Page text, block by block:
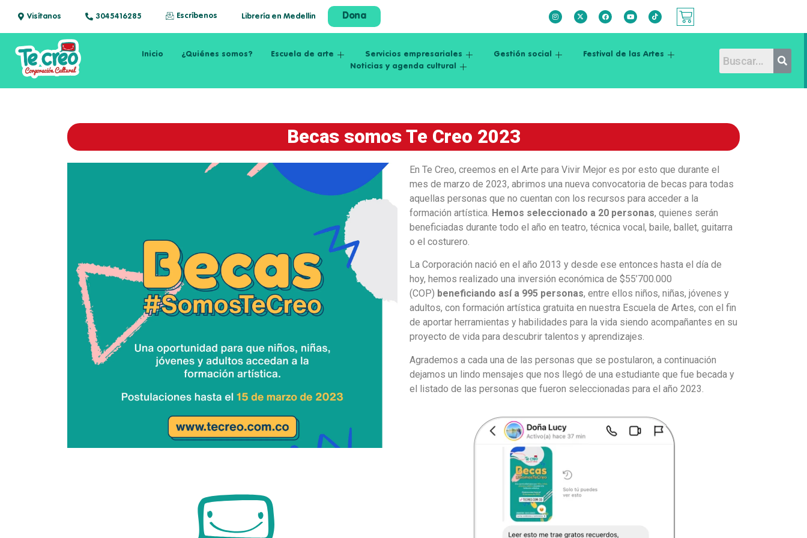
Visítanos 3045416285 Escríbenos Librería en Medellin Dona
Inicio ¿Quiénes somos? Escuela de arte Servicios empresariales Gestión social
Festival de las Artes
Noticias y agenda cultural
Becas somos Te Creo 2023
En Te Creo, creemos en el Arte para Vivir Mejor es por esto que durante el
mes de marzo de 2023, abrimos una nueva convocatoria de becas para todas
aquellas personas que no cuentan con los recursos para acceder a la
formación artística. Hemos seleccionado a 20 personas, quienes serán
beneficiadas durante todo el año en teatro, técnica vocal, baile, ballet, guitarra
o el costurero.
La Corporación nació en el año 2013 y desde ese entonces hasta el día de
hoy, hemos realizado una inversión económica de $55’700.000
(COP) beneficiando así a 995 personas, entre ellos niños, niñas, jóvenes y
adultos, con formación artística gratuita en nuestra Escuela de Artes, con el fin
de aportar herramientas y habilidades para la vida siendo acompañantes en su
proyecto de vida para descubrir talentos y aprendizajes.
Agrademos a cada una de las personas que se postularon, a continuación
dejamos un lindo mensajes que nos llegó de una estudiante que fue becada y
el listado de las personas que fueron seleccionadas para el año 2023.